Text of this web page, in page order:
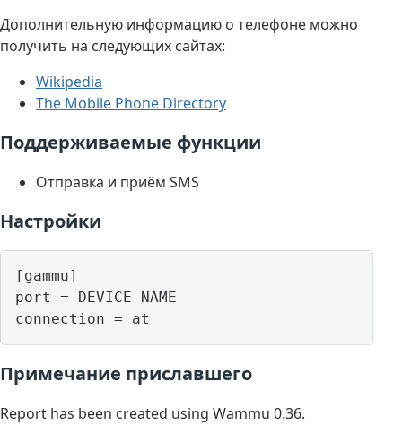
Дополнительную информацию о телефоне можно
получить на следующих сайтах:
Wikipedia
The Mobile Phone Directory
Поддерживаемые функции
Отправка и приём SMS
Настройки
[gammu]
port = DEVICE NAME
Примечание приславшего
Report has been created using Wammu 0.36.